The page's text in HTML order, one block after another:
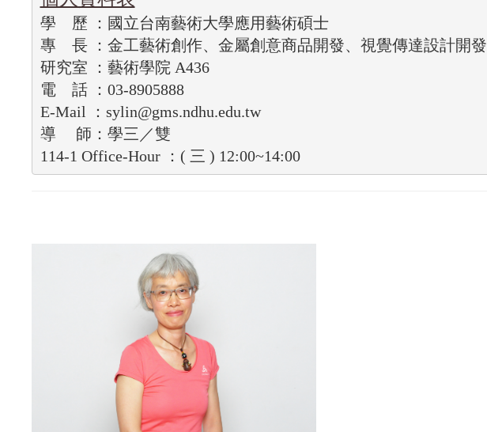
學    歷 ：國立台南藝術大學應用藝術碩士
專    長 ：金工藝術創作、金屬創意商品開發、視覺傳達設計開發
研究室 ：藝術學院 A436
電    話 ：03-8905888
E-Mail ：sylin@gms.ndhu.edu.tw
導     師：學三 ／雙
114-1 Office-Hour ： ( 三 ) 12:00~14:00